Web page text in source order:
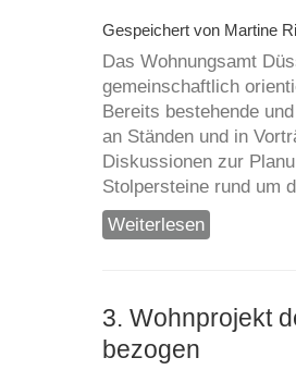
Gespeichert von Martine
Das Wohnungsamt
gemeinschaftlich
Bereits bestehende
an Ständen und in
Diskussionen zur
Stolpersteine rund um
Weiterlesen
12.11.2017 in
3. Wohnprojekt
bezogen